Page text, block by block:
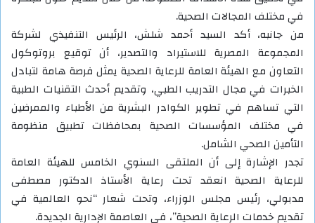
في مختلف المجالات الصحية.
من جانبه، أكد السيد أحمد شلش، الرئيس التنفيذي لشركة
المجموعة المصرية للاستيراد والتصدير، أن توقيع بروتوكول
التعاون مع الهيئة العامة للرعاية الصحية يمثل فرصة هامة لتبادل
الخبرات في مجال التدريب الطبي، وتقديم أحدث التقنيات الطبية
التي تساهم في تطوير الكوادر البشرية من الأطباء والممرضين
في مختلف المؤسسات الصحية بمحافظات تطبيق منظومة
التأمين الصحي الشامل.
تجدر الإشارة إلى أن الملتقى السنوي الخامس للهيئة العامة
للرعاية الصحية انعقد تحت رعاية الأستاذ الدكتور مصطفى
مدبولي، رئيس مجلس الوزراء، وتحت شعار “نحو العالمية في
تقديم خدمات الرعاية الصحية”، في العاصمة الإدارية الجديدة.